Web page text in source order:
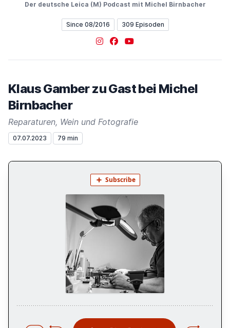
Der deutsche Leica (M) Podcast mit Michel Birnbacher
Since 08/2016 309 Episoden
Instagram
Facebook
YouTube
Klaus Gamber zu Gast bei Michel
Birnbacher
Reparaturen, Wein und Fotografie
07.07.2023 79 min